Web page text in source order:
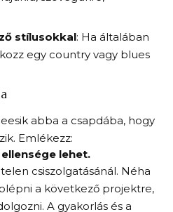
stílusokkal: Ha általában
egy country vagy blues
abba a csapdába, hogy
Emlékezz:
lehet.
csiszolgatásánál. Néha
a következő projektre,
A gyakorlás és a